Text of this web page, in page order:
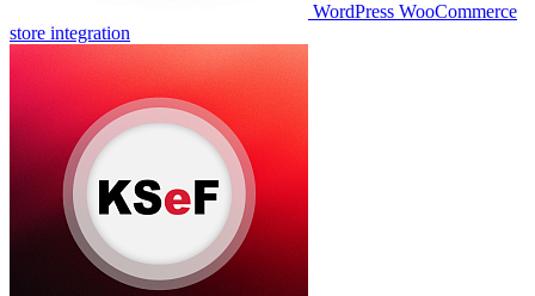
WordPress WooCommerce
store integration